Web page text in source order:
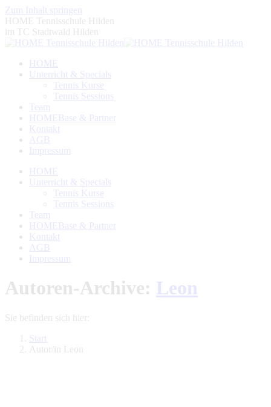
Zum Inhalt springen
HOME Tennisschule Hilden
im TC Stadtwald Hilden
HOME
Unterricht & Specials
Tennis Kurse
Tennis Sessions
Team
HOMEBase & Partner
Kontakt
AGB
Impressum
HOME
Unterricht & Specials
Tennis Kurse
Tennis Sessions
Team
HOMEBase & Partner
Kontakt
AGB
Impressum
Autoren-Archive: Leon
Sie befinden sich hier:
Start
Autor/in Leon